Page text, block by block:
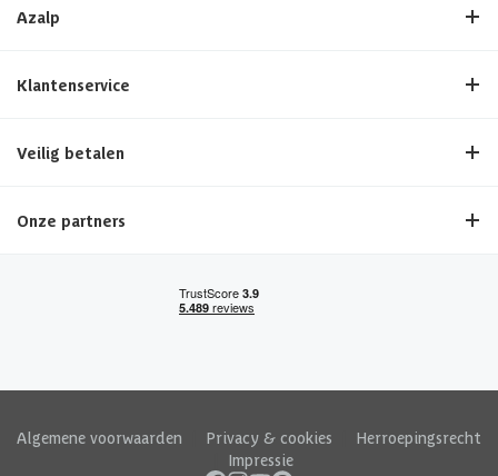
Azalp
Klantenservice
Veilig betalen
Onze partners
Algemene voorwaarden Privacy & cookies
Herroepingsrecht
Impressie